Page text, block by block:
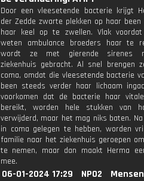
Door een vleesetende bacterie krijgt
der Zedde zwarte plekken op haar
haar keel op te zwellen. Vlak
weten ambulance broeders haar te
wordt ze met gierende sirenes
ziekenhuis gebracht. Al snel brengen
coma, omdat die vleesetende bacterie
been steeds verder haar lichaam
voorkomen dat de bacterie haar
bereikt, worden hele stukken van
verwijderd, maar het mag niks baten.
in coma gelegen te hebben, worden
familie naar het ziekenhuis geroepen
te nemen, maar dan maakt Herma
mee.
06-01-2024 17:29 NPO2